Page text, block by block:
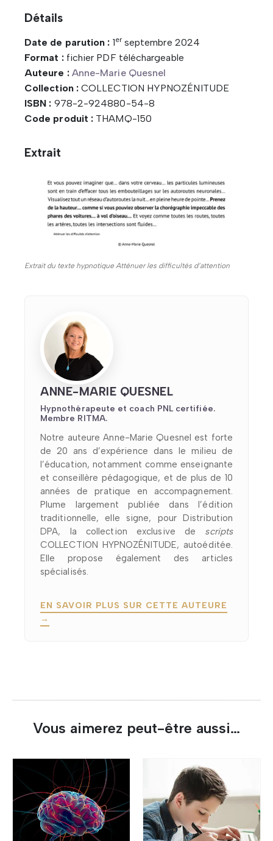
Détails
Date de parution : 1erseptembre 2024
Format :fichier PDF téléchargeable
Auteure : Anne-Marie Quesnel
Collection :COLLECTION HYPNOZÉNITUDE
ISBN : 978-2-924880-54-8
Code produit : THAMQ-150
Extrait
Extrait du texte hypnotique Atténuer les difficultés d’attention
ANNE-MARIE QUESNEL
Hypnothérapeute et coach PNL certifiée.
Membre RITMA.
Notre auteure Anne-Marie Quesnel est forte
de 20 ans d’expérience dans le milieu de
l’éducation, notamment comme enseignante
et conseillère pédagogique, et de plus de 10
années de pratique en accompagnement.
Plume largement publiée dans l’édition
traditionnelle, elle signe, pour Distribution
DPA, la collection exclusive de scripts
COLLECTION HYPNOZÉNITUDE, autoéditée.
Elle propose également des articles
spécialisés.
EN SAVOIR PLUS SUR CETTE AUTEURE
→
Vous aimerez peut-être aussi…